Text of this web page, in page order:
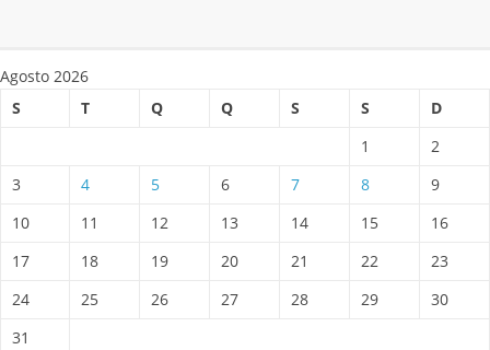
Agosto 2026
S
T Q Q S S
D
1
2
3
4 5 6 7 8
9
10
11 12 13 14 15
16
17
18 19 20 21 22
23
24
25 26 27 28 29
30
31